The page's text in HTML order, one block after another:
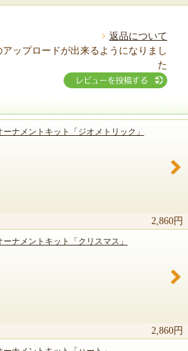
返品について
ップロードが出来るようになりまし
た
ーナメントキット「ジオメトリック」
2,860円
ーナメントキット「クリスマス」
2,860円